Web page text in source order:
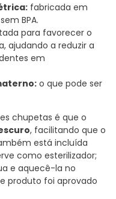
fabricada em
BPA.
para favorecer o
ajudando a reduzir a
em
o que pode ser
chupetas é que o
, facilitando que o
está incluída
como esterilizador;
e aquecê-la no
produto foi aprovado